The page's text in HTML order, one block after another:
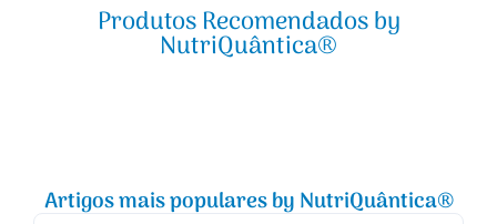
Produtos Recomendados by
NutriQuântica®
Artigos mais populares by NutriQuântica®